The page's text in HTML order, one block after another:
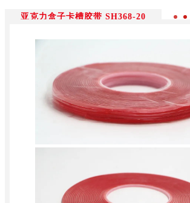
亚克力盒子卡槽胶带 SH368-20